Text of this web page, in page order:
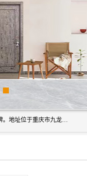
重庆梦冠星家具有限公司旗下有：紫阳高照木门，金佳帝木门，冠熙木门，梦冠星木门等品牌。地址位于重庆市九龙坡区含谷镇崇兴村7社，欢迎新老客户来访。